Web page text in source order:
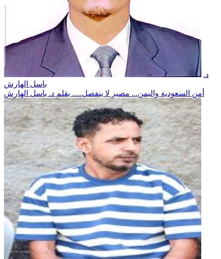
د.
باسل الهارش
أمن السعودية واليمن... مصير لا ينفصل..... بقلم د. باسل الهارش